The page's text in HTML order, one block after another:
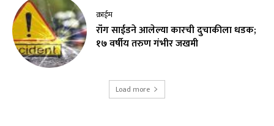
क्राईम
रॉंग साईडने आलेल्या कारची दुचाकीला धडक;
१७ वर्षीय तरुण गंभीर जखमी
Load more